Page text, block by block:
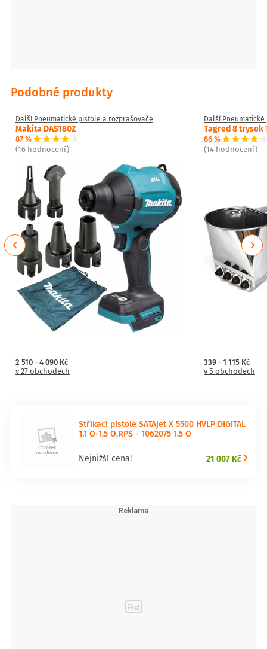
Podobné produkty
Další Pneumatické pistole a rozprašovače
Makita DAS180Z
87 %
(16 hodnocení)
2 510 - 4 090 Kč
v 27 obchodech
Další
Tagred 8 trysek
86 %
(14 hodnocení)
339 - 1 115 Kč
v 5 obchodech
Previous Next
Stříkací pistole SATAjet X 5500 HVLP DIGITAL
1,1 O-1,5 O,RPS - 1062075 1.5 O
Nejnižší cena! 21 007 Kč